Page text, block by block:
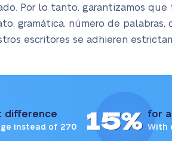
Por lo tanto, garantizamos
gramática, número de palabras,
escritores se adhieren
difference
instead of 270 15% for
With